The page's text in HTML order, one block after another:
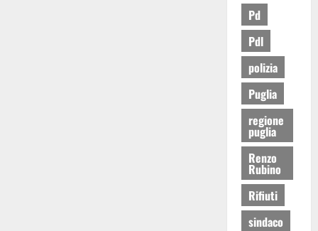
Pd
Pdl
polizia
Puglia
regione
puglia
Renzo
Rubino
Rifiuti
sindaco